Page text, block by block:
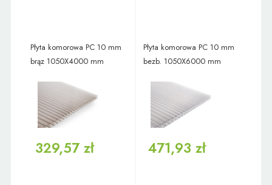
Płyta komorowa PC 10 mm
brąz 1050X4000 mm
329,57 zł
Płyta komorowa PC 10 mm
bezb. 1050X6000 mm
471,93 zł